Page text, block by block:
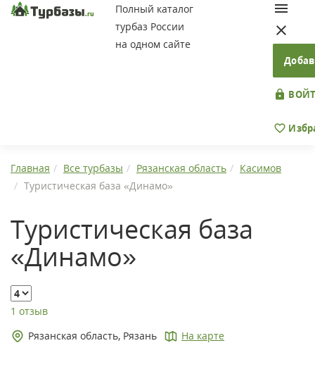
Полный каталог
турбаз России
на одном сайте
Главная Все турбазы Рязанская область
Касимов
Туристическая база «Динамо»
Туристическая база
«Динамо»
1 отзыв
Рязанская область, Рязань
На карте